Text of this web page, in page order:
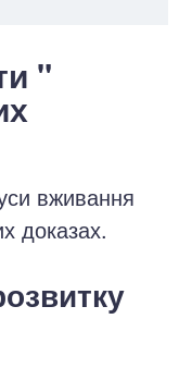
"
вживання
доказах.